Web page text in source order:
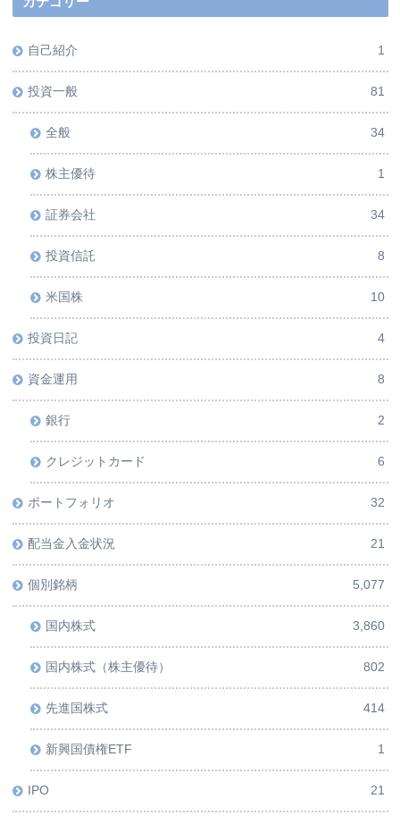
自己紹介 1
投資一般 81
全般 34
株主優待 1
証券会社 34
投資信託 8
米国株 10
投資日記 4
資金運用 8
銀行 2
クレジットカード 6
ポートフォリオ 32
配当金入金状況 21
個別銘柄 5,077
国内株式 3,860
国内株式（株主優待） 802
先進国株式 414
新興国債権ETF 1
IPO 21